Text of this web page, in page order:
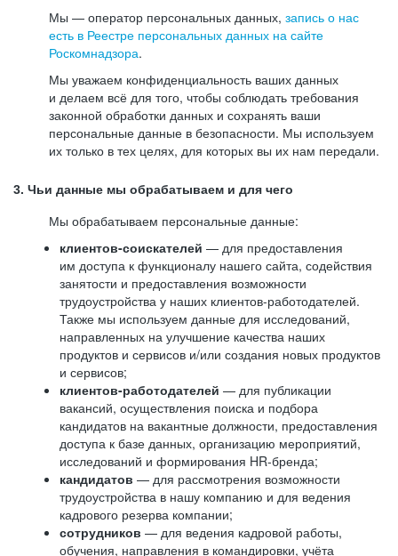
Мы — оператор персональных данных, запись о нас
есть в Реестре персональных данных на сайте
Роскомнадзора.
Мы уважаем конфиденциальность ваших данных
и делаем всё для того, чтобы соблюдать требования
законной обработки данных и сохранять ваши
персональные данные в безопасности. Мы используем
их только в тех целях, для которых вы их нам передали.
3. Чьи данные мы обрабатываем и для чего
Мы обрабатываем персональные данные:
клиентов-соискателей — для предоставления
им доступа к функционалу нашего сайта, содействия
занятости и предоставления возможности
трудоустройства у наших клиентов-работодателей.
Также мы используем данные для исследований,
направленных на улучшение качества наших
продуктов и сервисов и/или создания новых продуктов
и сервисов;
клиентов-работодателей — для публикации
вакансий, осуществления поиска и подбора
кандидатов на вакантные должности, предоставления
доступа к базе данных, организацию мероприятий,
исследований и формирования HR-бренда;
кандидатов — для рассмотрения возможности
трудоустройства в нашу компанию и для ведения
кадрового резерва компании;
сотрудников — для ведения кадровой работы,
обучения, направления в командировки, учёта